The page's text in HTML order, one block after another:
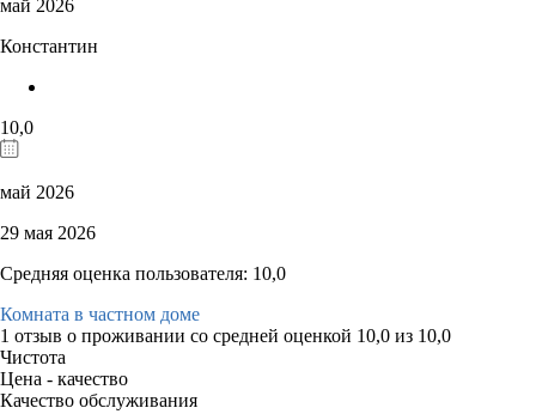
май 2026
Константин
10,0
май 2026
29 мая 2026
Средняя оценка пользователя: 10,0
Комната в частном доме
1 отзыв о проживании со средней оценкой 10,0 из 10,0
Чистота
Цена - качество
Качество обслуживания